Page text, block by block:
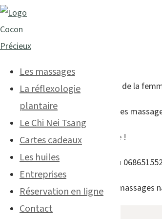
Les massages
La réflexologie
plantaire
Le Chi Nei Tsang
Cartes cadeaux
Les huiles
Entreprises
Réservation en ligne
Contact
Ce mardi 8 Mars c’est la journée de la
A cette occasion, mardi 8 mars les
Quelle chance d’être une femme !
N’hésitez pas à me contacter au
A bientôt ChezCocon Précieux -massages